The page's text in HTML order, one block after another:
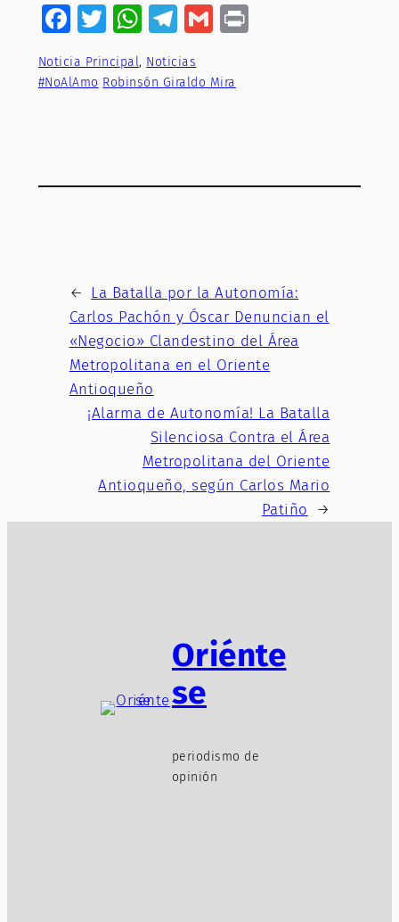
Facebook
Twitter
WhatsApp
Telegram
GmailPrint
Noticia Principal, Noticias
#NoAlAmo Robinsón Giraldo Mira
← La Batalla por la Autonomía:
Carlos Pachón y Óscar Denuncian el
«Negocio» Clandestino del Área
Metropolitana en el Oriente
Antioqueño
¡Alarma de Autonomía! La Batalla
Silenciosa Contra el Área
Metropolitana del Oriente
Antioqueño, según Carlos Mario
Patiño
→
Oriénte
se
periodismo de
opinión